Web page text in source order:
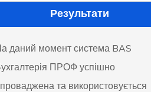
Результати
даний момент система BAS
ПРОФ успішно
та використовується